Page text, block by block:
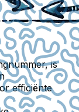
is
efficiënte